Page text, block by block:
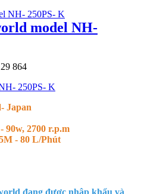
model NH-
864
250PS- K
Japan
90w, 2700 r.p.m
- 80 L/Phút
đang được nhập khẩu và